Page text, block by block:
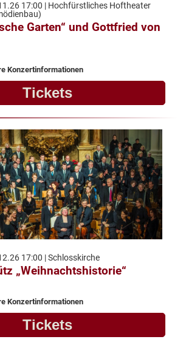
17:00 | Hochfürstliches Hoftheater
Garten“ und Gottfried von
Konzertinformationen
Tickets
17:00 | Schlosskirche
„Weihnachtshistorie“
Konzertinformationen
Tickets